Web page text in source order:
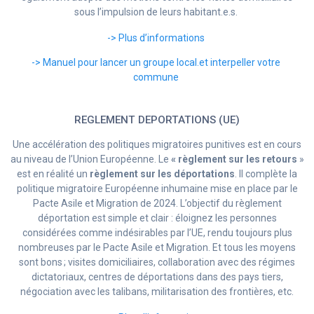
sous l’impulsion de leurs habitant.e.s.
-> Plus d’informations
-> Manuel pour lancer un groupe local.et interpeller votre
commune
REGLEMENT DEPORTATIONS (UE)
Une accélération des politiques migratoires punitives est en cours
au niveau de l’Union Européenne. Le « règlement sur les retours »
est en réalité un règlement sur les déportations . Il complète la
politique migratoire Européenne inhumaine mise en place par le
Pacte Asile et Migration de 2024. L’objectif du règlement
déportation est simple et clair : éloignez les personnes
considérées comme indésirables par l’UE, rendu toujours plus
nombreuses par le Pacte Asile et Migration. Et tous les moyens
sont bons ; visites domiciliaires, collaboration avec des régimes
dictatoriaux, centres de déportations dans des pays tiers,
négociation avec les talibans, militarisation des frontières, etc.